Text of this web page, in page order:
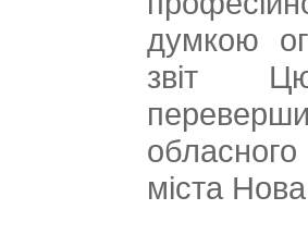
думкою
звіт
міста